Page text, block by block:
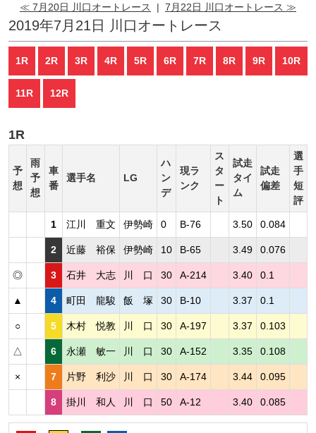
≪ 7月20日 川口オートレース | 7月22日 川口オートレース ≫
2019年7月21日 川口オートレース
1R 2R 3R 4R 5R 6R 7R 8R 9R 10R
11R 12R
1R
予
想
雨
予
想
車
番
選手名 LG
ハ
ン
デ
現ラ
ンク
ス
タ
ー
ト
試走
タイ
ム
試走
偏差
選
手
短
評
1 江川 重文 伊勢崎 0 B-76 3.50 0.084
2 近藤 裕保 伊勢崎 10 B-65 3.49 0.076
◎ 3 石井 大志 川 口 30 A-214 3.40 0.1
▲ 4 町田 龍駿 飯 塚 30 B-10 3.37 0.1
○ 5 木村 悦教 川 口 30 A-197 3.37 0.103
△ 6 永瀬 敏一 川 口 30 A-152 3.35 0.108
× 7 片野 利沙 川 口 30 A-174 3.44 0.095
8 掛川 和人 川 口 50 A-12 3.40 0.085